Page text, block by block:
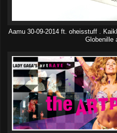
Aamu 30-09-2014 ft. oheisstuff .
Globenille